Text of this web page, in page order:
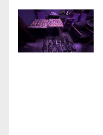
и k